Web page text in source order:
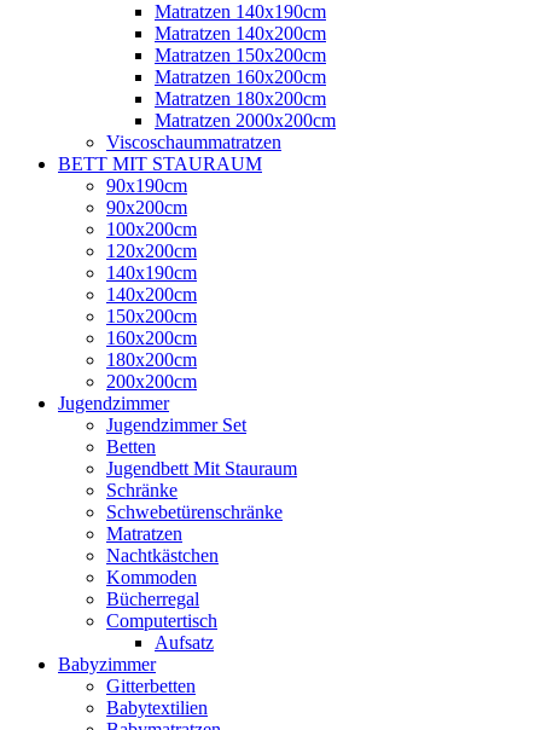
Matratzen 140x190cm
Matratzen 140x200cm
Matratzen 150x200cm
Matratzen 160x200cm
Matratzen 180x200cm
Matratzen 2000x200cm
Viscoschaummatratzen
BETT MIT STAURAUM
90x190cm
90x200cm
100x200cm
120x200cm
140x190cm
140x200cm
150x200cm
160x200cm
180x200cm
200x200cm
Jugendzimmer
Jugendzimmer Set
Betten
Jugendbett Mit Stauraum
Schränke
Schwebetürenschränke
Matratzen
Nachtkästchen
Kommoden
Bücherregal
Computertisch
Aufsatz
Babyzimmer
Gitterbetten
Babytextilien